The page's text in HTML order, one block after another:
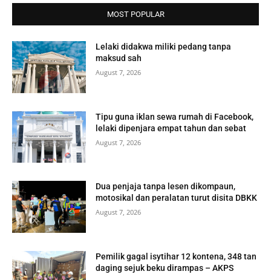
MOST POPULAR
Lelaki didakwa miliki pedang tanpa
maksud sah
August 7, 2026
Tipu guna iklan sewa rumah di Facebook,
lelaki dipenjara empat tahun dan sebat
August 7, 2026
Dua penjaja tanpa lesen dikompaun,
motosikal dan peralatan turut disita DBKK
August 7, 2026
Pemilik gagal isytihar 12 kontena, 348 tan
daging sejuk beku dirampas – AKPS